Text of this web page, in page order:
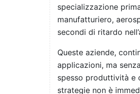
specializzazione
manufatturiero,
secondi di ritardo
Queste aziende,
applicazioni, ma
spesso produttività e
strategie non è